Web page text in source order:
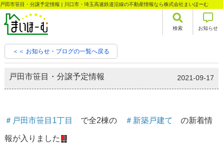
戸田市笹目・分譲予定情報 | 川口市・埼玉高速鉄道沿線の不動産情報なら株式会社まいほーむ
検索 お知らせ
＜＜ お知らせ・ブログの一覧へ戻る
戸田市笹目・分譲予定情報 2021-09-17
＃戸田市笹目1丁目 で全2棟の ＃新築戸建て の新着情
報が入りました